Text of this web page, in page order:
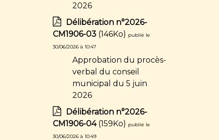
2026
Délibération n°2026-
CM1906-03(146Ko) publié le
30/06/2026 à 10:47
Approbation du procès-
verbal du conseil
municipal du 5 juin
2026
Délibération n°2026-
CM1906-04(159Ko) publié le
30/06/2026 à 10:49